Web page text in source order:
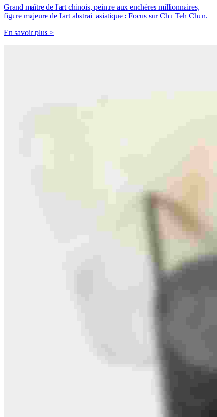
Grand maître de l'art chinois, peintre aux enchères millionnaires,
figure majeure de l'art abstrait asiatique : Focus sur Chu Teh-Chun.
En savoir plus >